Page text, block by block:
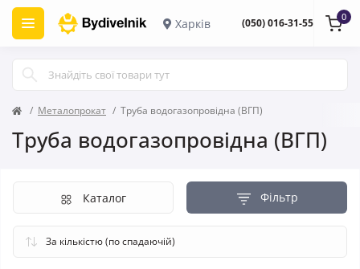
Харків (050) 016-31-55 0
Металопрокат Труба водогазопровідна (ВГП)
Труба водогазопровідна (ВГП)
Фільтр
Каталог